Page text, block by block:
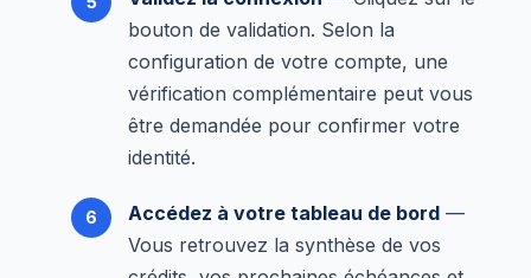
bouton de validation. Selon la
configuration de votre compte, une
vérification complémentaire peut vous
être demandée pour confirmer votre
identité.
Accédez à votre tableau de bord —
Vous retrouvez la synthèse de vos